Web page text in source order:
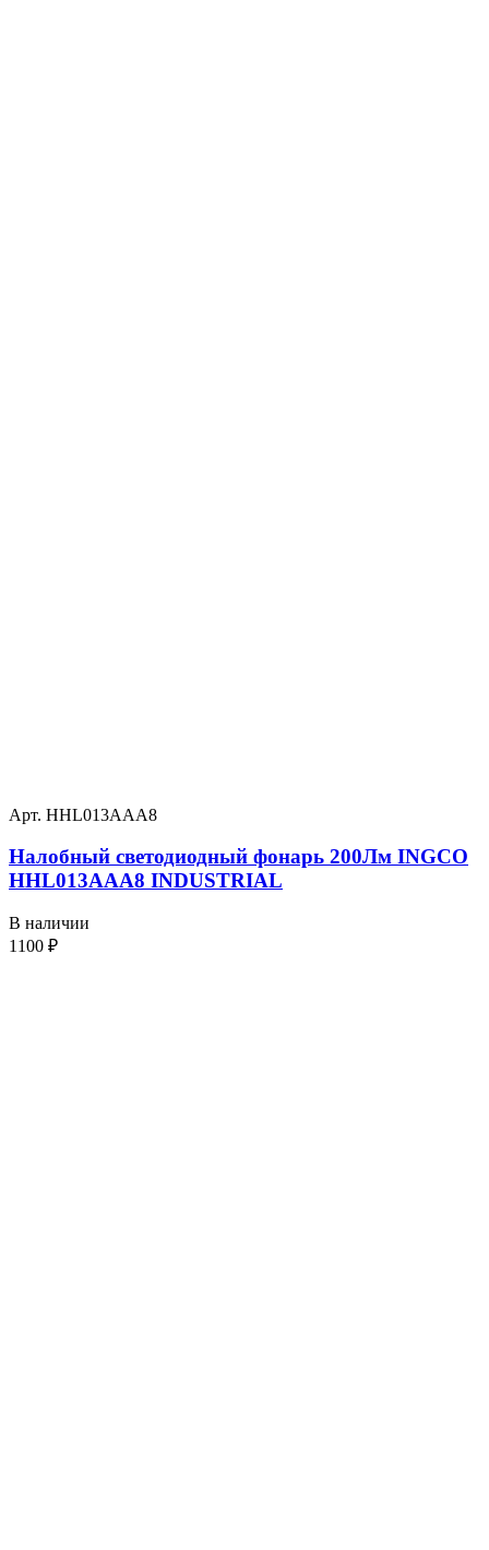
Арт. HHL013AAA8
Налобный светодиодный фонарь 200Лм INGCO
HHL013AAA8 INDUSTRIAL
В наличии
1100 ₽